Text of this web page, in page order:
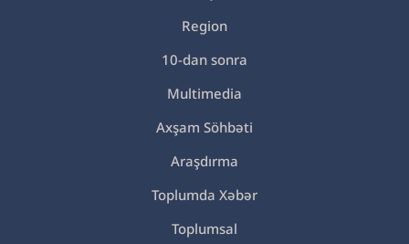
Region
10-dan sonra
Multimedia
Axşam Söhbəti
Araşdırma
Toplumda Xəbər
Toplumsal